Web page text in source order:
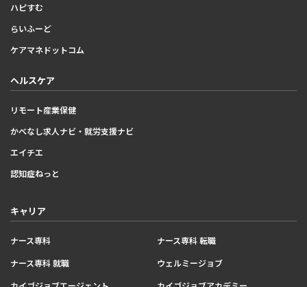
ハピすむ
らいふーど
ケアマネドットコム
ヘルスケア
リモート産業保健
かべなし求人ナビ・就労支援ナビ
エイチエ
認知症ねっと
キャリア
ナース専科
ナース専科 転職
ナース専科 就職
ウェルミージョブ